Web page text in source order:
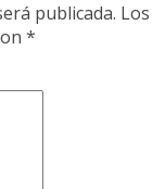
publicada. Los
*